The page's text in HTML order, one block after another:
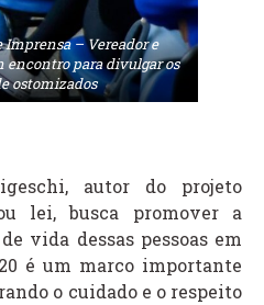
Imprensa – Vereador e
encontro para divulgar os
ostomizados
autor do projeto
lei, busca promover a
vida dessas pessoas em
é um marco importante
o cuidado e o respeito